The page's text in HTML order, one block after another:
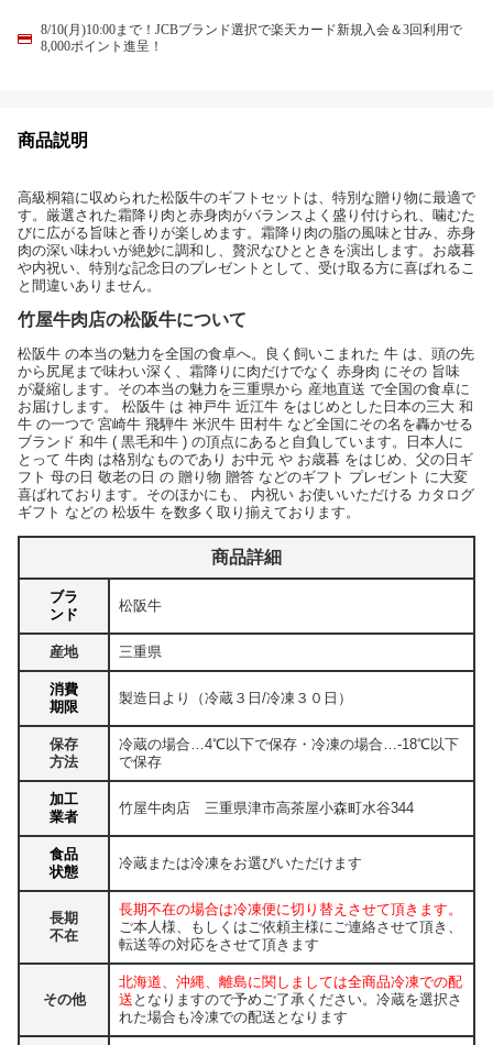
8/10(月)10:00まで！JCBブランド選択で楽天カード新規入会＆3回利用で
8,000ポイント進呈！
商品説明
高級桐箱に収められた松阪牛のギフトセットは、特別な贈り物に最適で
す。厳選された霜降り肉と赤身肉がバランスよく盛り付けられ、噛むた
びに広がる旨味と香りが楽しめます。霜降り肉の脂の風味と甘み、赤身
肉の深い味わいが絶妙に調和し、贅沢なひとときを演出します。お歳暮
や内祝い、特別な記念日のプレゼントとして、受け取る方に喜ばれるこ
と間違いありません。
竹屋牛肉店の松阪牛について
松阪牛 の本当の魅力を全国の食卓へ。良く飼いこまれた 牛 は、頭の先
から尻尾まで味わい深く、霜降りに肉だけでなく 赤身肉 にその 旨味
が凝縮します。その本当の魅力を三重県から 産地直送 で全国の食卓に
お届けします。 松阪牛 は 神戸牛 近江牛 をはじめとした日本の三大 和
牛 の一つで 宮崎牛 飛騨牛 米沢牛 田村牛 など全国にその名を轟かせる
ブランド 和牛 ( 黒毛和牛 ) の頂点にあると自負しています。日本人に
とって 牛肉 は格別なものであり お中元 や お歳暮 をはじめ、父の日ギ
フト 母の日 敬老の日 の 贈り物 贈答 などのギフト プレゼント に大変
喜ばれております。そのほかにも、 内祝い お使いいただける カタログ
ギフト などの 松坂牛 を数多く取り揃えております。
商品詳細
ブラ
ンド
松阪牛
産地 三重県
消費
期限
製造日より（冷蔵３日/冷凍３０日）
保存
方法
冷蔵の場合…4℃以下で保存・冷凍の場合…-18℃以下
で保存
加工
業者
竹屋牛肉店 三重県津市高茶屋小森町水谷344
食品
状態
冷蔵または冷凍をお選びいただけます
長期
不在
長期不在の場合は冷凍便に切り替えさせて頂きます。
ご本人様、もしくはご依頼主様にご連絡させて頂き、
転送等の対応をさせて頂きます
その他
北海道、沖縄、離島に関しましては全商品冷凍での配
送 となりますので予めご了承ください。冷蔵を選択さ
れた場合も冷凍での配送となります